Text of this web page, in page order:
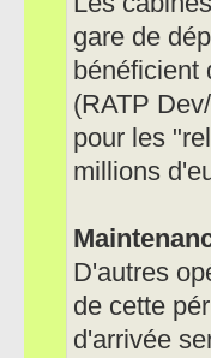
gare de
bénéficient
(RATP
pour les
millions
D'autres
de cette
d'arrivée